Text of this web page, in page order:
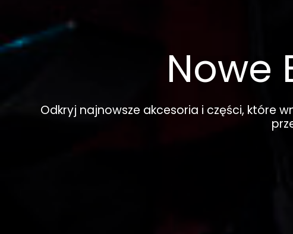
Nowe
Odkryj najnowsze akcesoria i części, które